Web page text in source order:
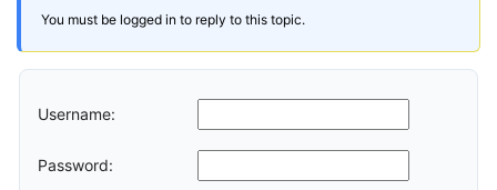
You must be logged in to reply to this topic.
Username:
Password: